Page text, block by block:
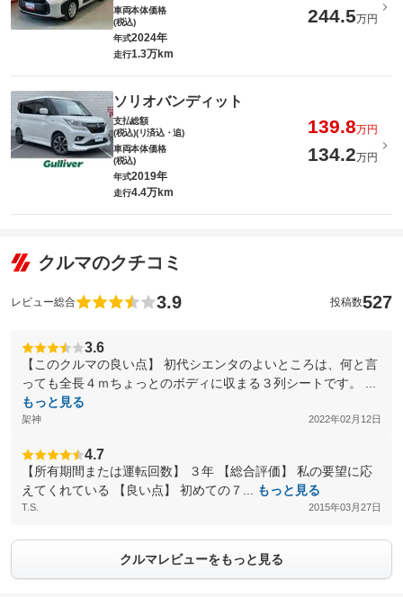
車両本体価格
(税込)
244.5万円
年式2024年
走行1.3万km
ソリオバンディット
支払総額
(税込)(リ済込・追)
139.8万円
車両本体価格
(税込)
134.2万円
年式2019年
走行4.4万km
クルマのクチコミ
レビュー総合 3.9 投稿数527
3.6
【このクルマの良い点】 初代シエンタのよいところは、何と言
っても全長４ｍちょっとのボディに収まる３列シートです。 ...
もっと見る
架神 2022年02月12日
4.7
【所有期間または運転回数】 ３年 【総合評価】 私の要望に応
えてくれている 【良い点】 初めての７...
もっと見る
T.S. 2015年03月27日
クルマレビューをもっと見る